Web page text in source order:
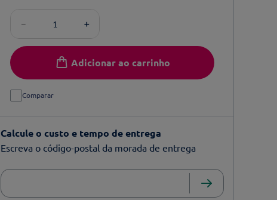
＋
－
Adicionar ao carrinho
Comparar
Calcule o custo e tempo de entrega
Escreva o código-postal da morada de entrega